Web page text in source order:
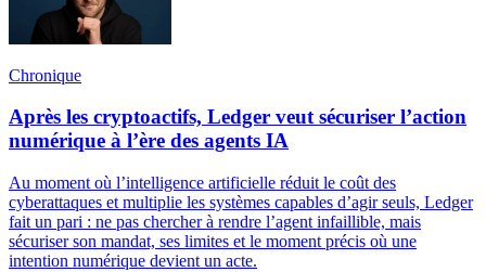
Chronique
Après les cryptoactifs, Ledger veut sécuriser l’action
numérique à l’ère des agents IA
Au moment où l’intelligence artificielle réduit le coût des
cyberattaques et multiplie les systèmes capables d’agir seuls, Ledger
fait un pari : ne pas chercher à rendre l’agent infaillible, mais
sécuriser son mandat, ses limites et le moment précis où une
intention numérique devient un acte.